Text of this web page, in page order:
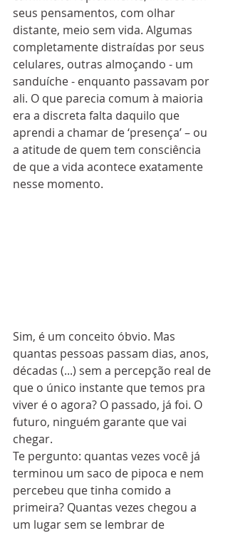
seus pensamentos, com olhar
distante, meio sem vida. Algumas
completamente distraídas por seus
celulares, outras almoçando - um
sanduíche - enquanto passavam por
ali. O que parecia comum à maioria
era a discreta falta daquilo que
aprendi a chamar de ‘presença’ – ou
a atitude de quem tem consciência
de que a vida acontece exatamente
nesse momento.
Sim, é um conceito óbvio. Mas
quantas pessoas passam dias, anos,
décadas (...) sem a percepção real de
que o único instante que temos pra
viver é o agora? O passado, já foi. O
futuro, ninguém garante que vai
chegar.
Te pergunto: quantas vezes você já
terminou um saco de pipoca e nem
percebeu que tinha comido a
primeira? Quantas vezes chegou a
um lugar sem se lembrar de